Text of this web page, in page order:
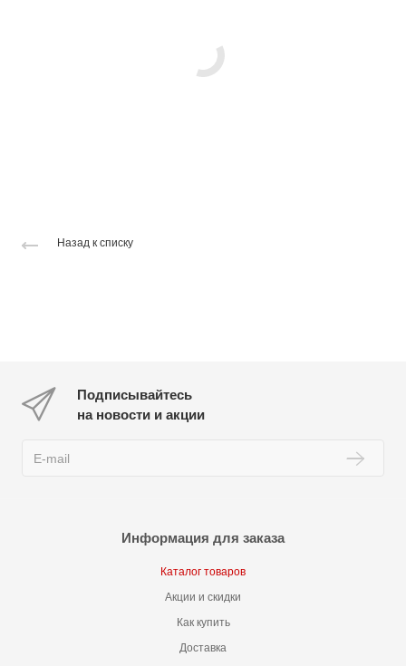
Назад к списку
Подписывайтесь
на новости и акции
Информация для заказа
Каталог товаров
Акции и скидки
Как купить
Доставка